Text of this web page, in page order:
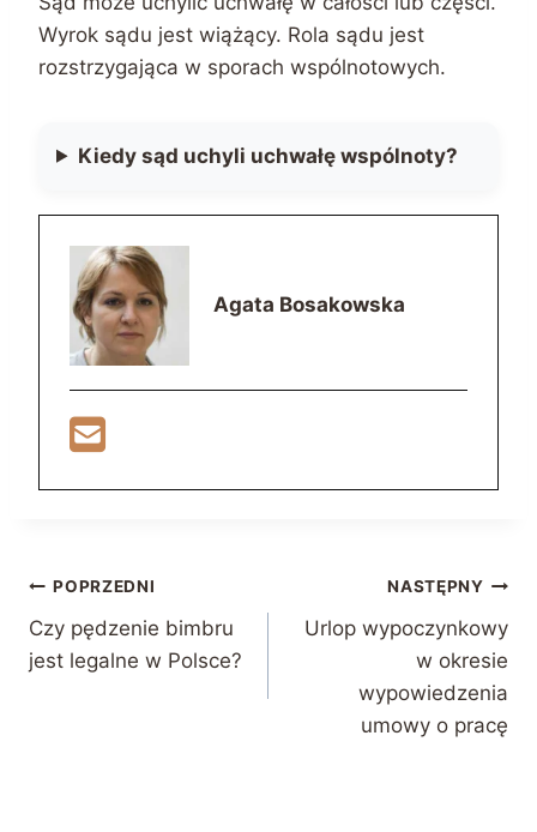
Wyrok sądu jest wiążący. Rola sądu jest
rozstrzygająca w sporach wspólnotowych.
Kiedy sąd uchyli uchwałę wspólnoty?
Agata Bosakowska
Nawigacja
wpisu
POPRZEDNI
Czy pędzenie bimbru
jest legalne w Polsce?
NASTĘPNY
Urlop wypoczynkowy
w okresie
wypowiedzenia
umowy o pracę